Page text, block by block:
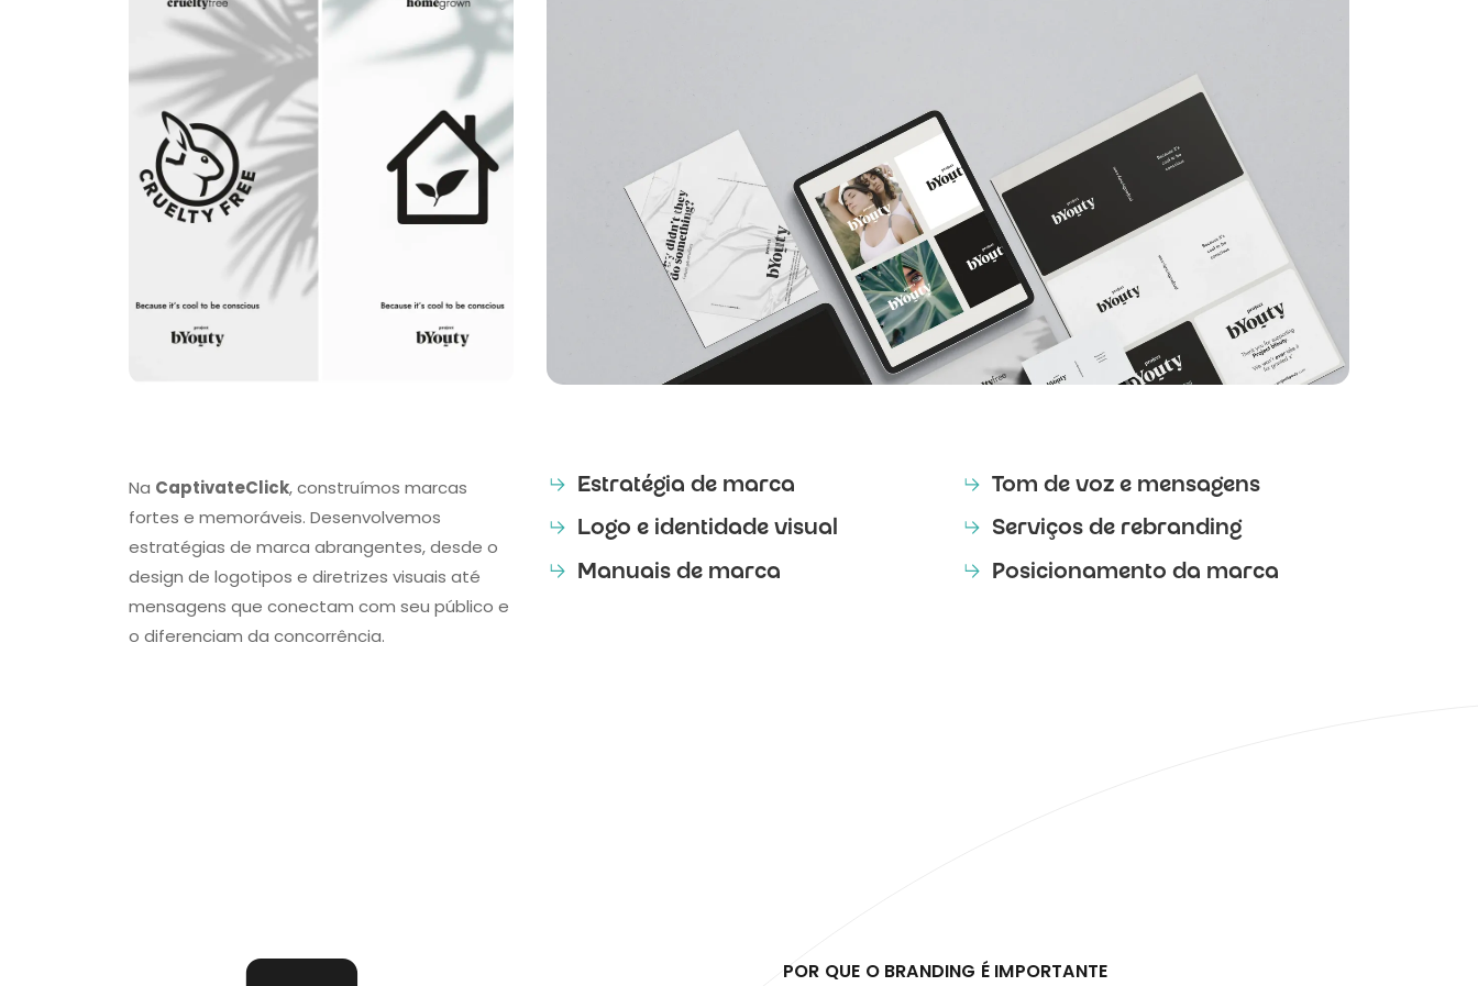
Na CaptivateClick, construímos marcas
fortes e memoráveis. Desenvolvemos
estratégias de marca abrangentes, desde o
design de logotipos e diretrizes visuais até
mensagens que conectam com seu público e
o diferenciam da concorrência.
Estratégia de marca
Logo e identidade visual
Manuais de marca
Tom de voz e mensagens
Serviços de rebranding
Posicionamento da marca
POR QUE O BRANDING É IMPORTANTE